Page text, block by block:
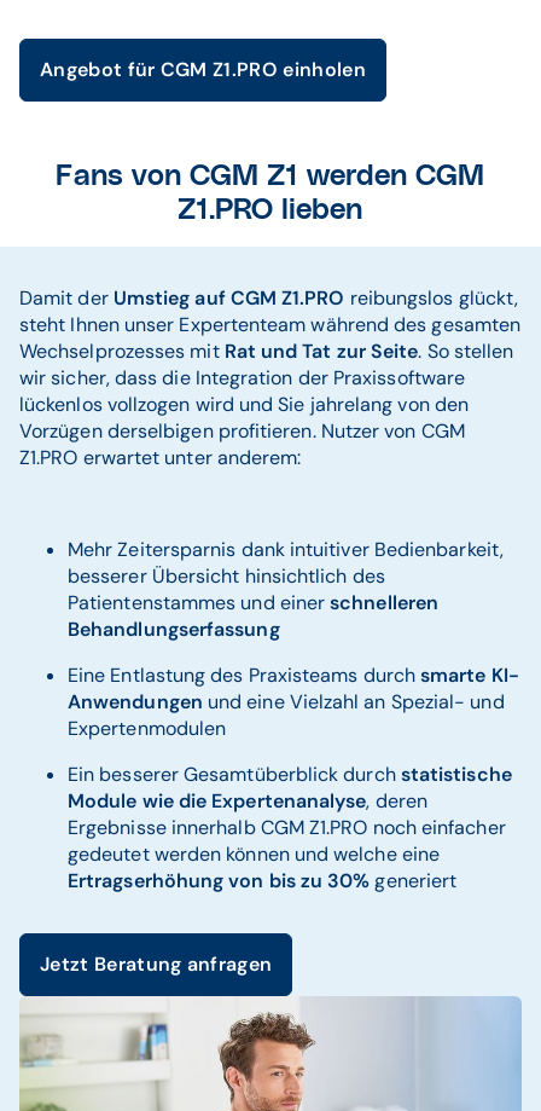
Angebot für CGM Z1.PRO einholen
Fans von CGM Z1 werden CGM
Z1.PRO lieben
Damit der Umstieg auf CGM Z1.PRO reibungslos glückt,
steht Ihnen unser Expertenteam während des gesamten
Wechselprozesses mit Rat und Tat zur Seite. So stellen
wir sicher, dass die Integration der Praxissoftware
lückenlos vollzogen wird und Sie jahrelang von den
Vorzügen derselbigen profitieren. Nutzer von CGM
Z1.PRO erwartet unter anderem:
Mehr Zeitersparnis dank intuitiver Bedienbarkeit,
besserer Übersicht hinsichtlich des
Patientenstammes und einerschnelleren
Behandlungserfassung
Eine Entlastung des Praxisteams durchsmarte KI-
Anwendungen und eine Vielzahl an Spezial- und
Expertenmodulen
Ein besserer Gesamtüberblick durchstatistische
Module wie die Expertenanalyse, deren
Ergebnisse innerhalb CGM Z1.PRO noch einfacher
gedeutet werden können und welche eine
Ertragserhöhung von bis zu 30%generiert
Jetzt Beratung anfragen